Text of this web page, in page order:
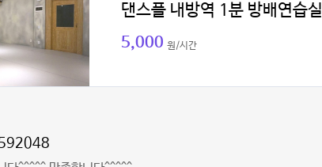
댄스플 내방역 1분 방배연습실
5,000 원/시간